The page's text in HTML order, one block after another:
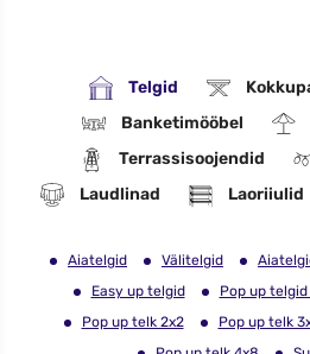
Telgid
Banketimööbel
Terrassisoojendid
Laudlinad
Laoriiulid
Aiatelgid Välitelgid
Easy up telgid
Pop up telgid
Pop up telk 2x2
Pop up telk